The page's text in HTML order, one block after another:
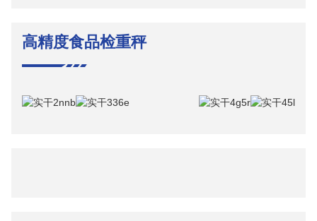
高精度食品检重秤